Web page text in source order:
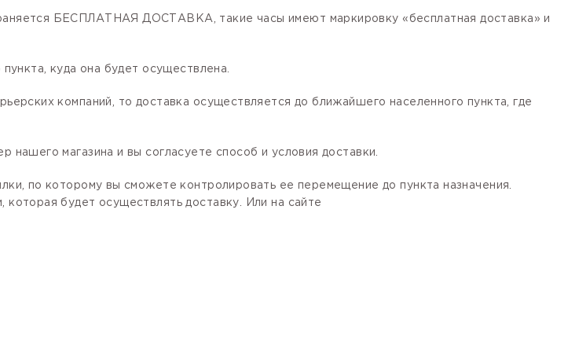
БЕСПЛАТНАЯ ДОСТАВКА, такие часы имеют маркировку «бесплатная доставка» и
куда она будет осуществлена.
компаний, то доставка осуществляется до ближайшего населенного пункта, где
магазина и вы согласуете способ и условия доставки.
по которому вы сможете контролировать ее перемещение до пункта назначения.
будет осуществлять доставку. Или на сайте